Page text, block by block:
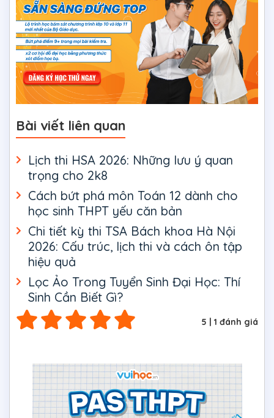
Bài viết liên quan
Lịch thi HSA 2026: Những lưu ý quan
trọng cho 2k8
Cách bứt phá môn Toán 12 dành cho
học sinh THPT yếu căn bản
Chi tiết kỳ thi TSA Bách khoa Hà Nội
2026: Cấu trúc, lịch thi và cách ôn tập
hiệu quả
Lọc Ảo Trong Tuyển Sinh Đại Học: Thí
Sinh Cần Biết Gì?
5 | 1 đánh giá